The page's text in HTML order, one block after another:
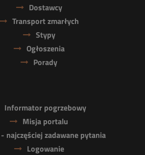
Dostawcy
Transport zmarłych
Stypy
Ogłoszenia
Porady
Informator pogrzebowy
Misja portalu
- najczęściej zadawane pytania
Logowanie